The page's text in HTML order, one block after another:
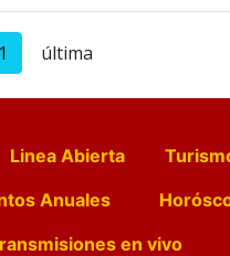
1 última
Linea Abierta
Anuales
en vivo